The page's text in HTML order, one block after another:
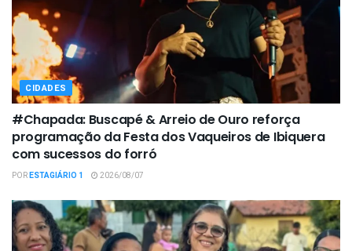
CIDADES
#Chapada: Buscapé & Arreio de Ouro reforça
programação da Festa dos Vaqueiros de Ibiquera
com sucessos do forró
PORESTAGIÁRIO 1 2026/08/07